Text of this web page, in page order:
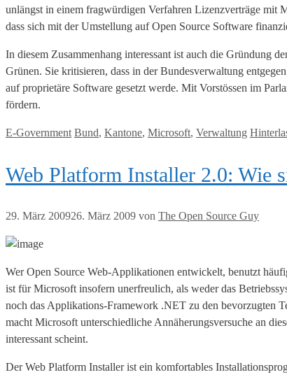
unlängst in einem fragwürdigen Verfahren Lizenzverträge mit
dass sich mit der Umstellung auf Open Source Software
In diesem Zusammenhang interessant ist auch die Gründung
Grünen. Sie kritisieren, dass in der Bundesverwaltung
auf proprietäre Software gesetzt werde. Mit Vorstössen im
fördern.
Kategorien
E-Government Tags
Bund, Kantone, Microsoft, Verwaltung
Web Platform Installer 2.0: Wie
29. März 200926. März 2009 von The Open Source Guy
Wer Open Source Web-Applikationen entwickelt, benutzt
ist für Microsoft insofern unerfreulich, als weder das
noch das Applikations-Framework .NET zu den bevorzugten
macht Microsoft unterschiedliche Annäherungsversuche an
interessant scheint.
Der Web Platform Installer ist ein komfortables